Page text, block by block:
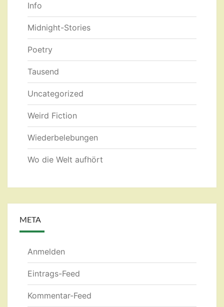
Info
Midnight-Stories
Poetry
Tausend
Uncategorized
Weird Fiction
Wiederbelebungen
Wo die Welt aufhört
META
Anmelden
Eintrags-Feed
Kommentar-Feed